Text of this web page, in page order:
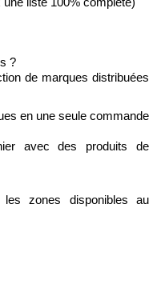
?
de marques distribuées
en une seule commande
avec des produits de
zones disponibles au